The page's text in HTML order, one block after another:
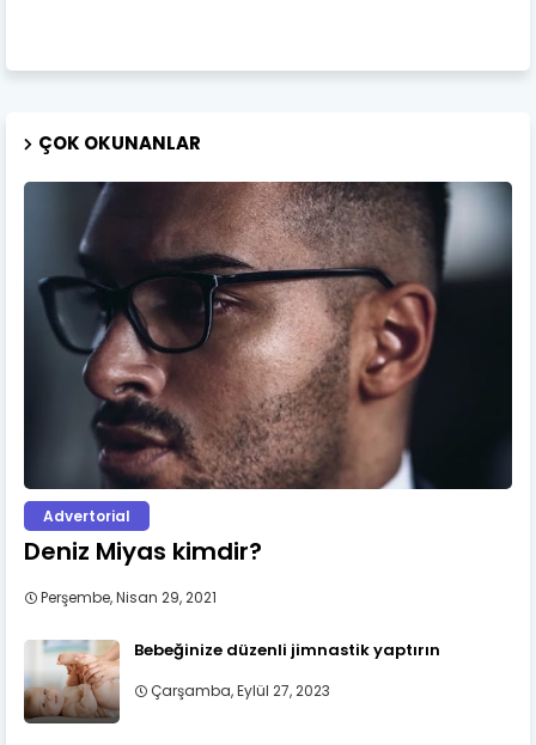
ÇOK OKUNANLAR
Advertorial
Deniz Miyas kimdir?
Perşembe, Nisan 29, 2021
Bebeğinize düzenli jimnastik yaptırın
Çarşamba, Eylül 27, 2023